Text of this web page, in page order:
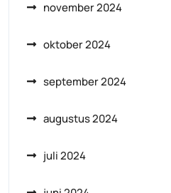
november 2024
oktober 2024
september 2024
augustus 2024
juli 2024